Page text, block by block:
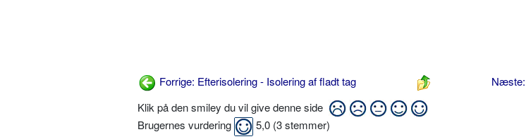
Forrige: Efterisolering - Isolering af fladt tag
Næste:
Klik på den smiley du vil give denne side
Brugernes vurdering
5,0 (3stemmer)